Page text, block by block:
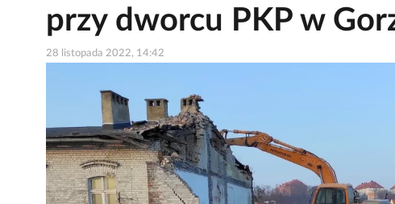
przy dworcu PKP w
28 listopada 2022, 14:42